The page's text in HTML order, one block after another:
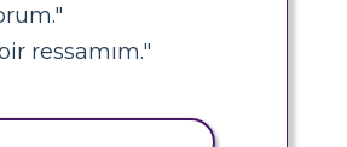
ressamım."